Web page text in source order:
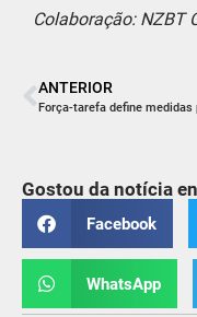
Colaboração: NZBT
ANTERIOR
Gostou da notícia
Facebook
WhatsApp